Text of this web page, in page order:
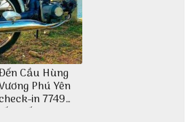
Cầu Hùng
Phú Yên
in 7749
tấm sống ảo